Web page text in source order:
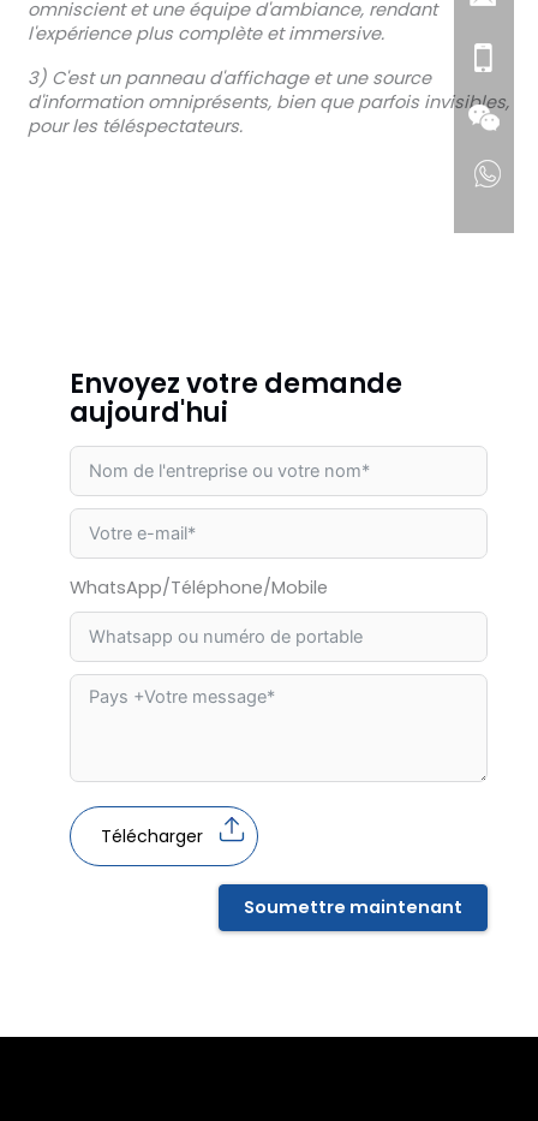
omniscient et une équipe d'ambiance, rendant
l'expérience plus complète et immersive.
3) C'est un panneau d'affichage et une source
d'information omniprésents, bien que parfois invisibles,
pour les téléspectateurs.
Envoyez votre demande
aujourd'hui
WhatsApp/Téléphone/Mobile
Télécharger
Soumettre maintenant